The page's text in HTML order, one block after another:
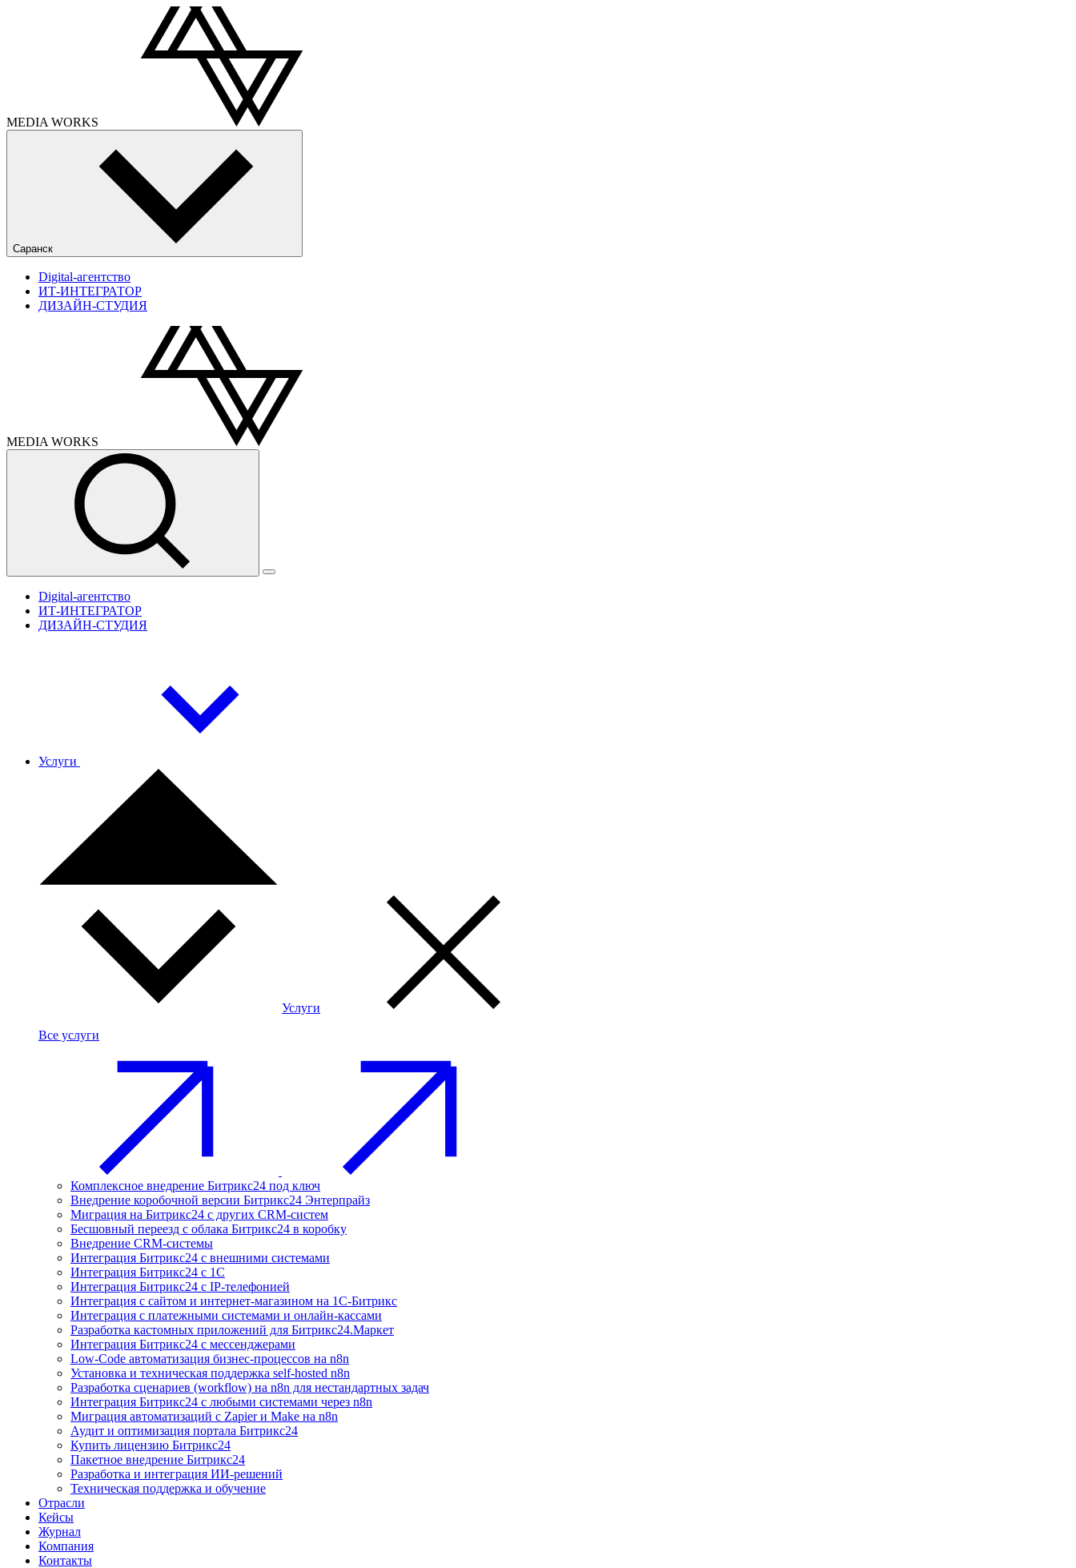
MEDIA WORKS
Саранск
Digital-агентство
ИТ-ИНТЕГРАТОР
ДИЗАЙН-СТУДИЯ
MEDIA WORKS
Digital-агентство
ИТ-ИНТЕГРАТОР
ДИЗАЙН-СТУДИЯ
Услуги
Услуги
Все услуги
Комплексное внедрение Битрикс24 под ключ
Внедрение коробочной версии Битрикс24 Энтерпрайз
Миграция на Битрикс24 с других CRM-систем
Бесшовный переезд с облака Битрикс24 в коробку
Внедрение CRM-системы
Интеграция Битрикс24 с внешними системами
Интеграция Битрикс24 с 1С
Интеграция Битрикс24 с IP-телефонией
Интеграция с сайтом и интернет-магазином на 1С-Битрикс
Интеграция с платежными системами и онлайн-кассами
Разработка кастомных приложений для Битрикс24.Маркет
Интеграция Битрикс24 с мессенджерами
Low-Code автоматизация бизнес-процессов на n8n
Установка и техническая поддержка self-hosted n8n
Разработка сценариев (workflow) на n8n для нестандартных задач
Интеграция Битрикс24 с любыми системами через n8n
Миграция автоматизаций с Zapier и Make на n8n
Аудит и оптимизация портала Битрикс24
Купить лицензию Битрикс24
Пакетное внедрение Битрикс24
Разработка и интеграция ИИ-решений
Техническая поддержка и обучение
Отрасли
Кейсы
Журнал
Компания
Контакты